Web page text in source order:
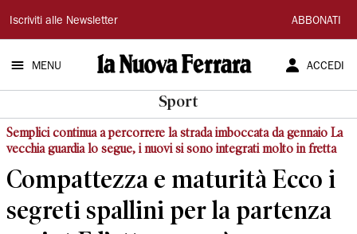
La
Nuova
Ferrara
Iscriviti alle Newsletter ABBONATI
MENU ACCEDI
Sport
Semplici continua a percorrere la strada imboccata da gennaio La
vecchia guardia lo segue, i nuovi si sono integrati molto in fretta
Compattezza e maturità Ecco i
segreti spallini per la partenza